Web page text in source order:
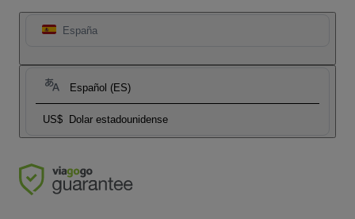
España
Español (ES)
US$ Dolar estadounidense